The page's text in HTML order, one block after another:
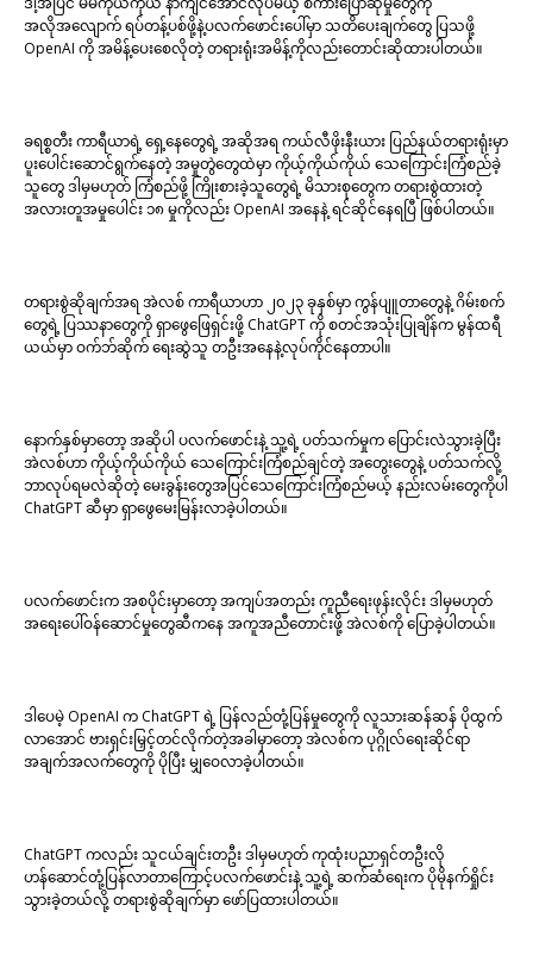
အလိုအလျောက် ရပ်တန့်ပစ်ဖို့နဲ့ပလက်ဖောင်းပေါ်မှာ သတိပေးချက်တွေ ပြသဖို့
OpenAI ကို အမိန့်ပေးစေလိုတဲ့ တရားရုံးအမိန့်ကိုလည်းတောင်းဆိုထားပါတယ်။
ခရစ္စတီး ကာရီယာရဲ့ ရှေ့နေတွေရဲ့ အဆိုအရ ကယ်လီဖိုးနီးယား ပြည်နယ်တရားရုံးမှာ
ပူးပေါင်းဆောင်ရွက်နေတဲ့ အမှုတွဲတွေထဲမှာ ကိုယ့်ကိုယ်ကိုယ် သေကြောင်းကြံစည်ခဲ့
သူတွေ ဒါမှမဟုတ် ကြံစည်ဖို့ ကြိုးစားခဲ့သူတွေရဲ့ မိသားစုတွေက တရားစွဲထားတဲ့
အလားတူအမှုပေါင်း ၁၈ မှုကိုလည်း OpenAI အနေနဲ့ ရင်ဆိုင်နေရပြီ ဖြစ်ပါတယ်။
တရားစွဲဆိုချက်အရ အဲလစ် ကာရီယာဟာ ၂၀၂၃ ခုနှစ်မှာ ကွန်ပျူတာတွေနဲ့ ဂိမ်းစက်
တွေရဲ့ ပြဿနာတွေကို ရှာဖွေဖြေရှင်းဖို့ ChatGPT ကို စတင်အသုံးပြုချိန်က မွန်ထရီ
ယယ်မှာ ဝက်ဘ်ဆိုက် ရေးဆွဲသူ တဦးအနေနဲ့လုပ်ကိုင်နေတာပါ။
နောက်နှစ်မှာတော့ အဆိုပါ ပလက်ဖောင်းနဲ့ သူ့ရဲ့ ပတ်သက်မှုက ပြောင်းလဲသွားခဲ့ပြီး
အဲလစ်ဟာ ကိုယ့်ကိုယ်ကိုယ် သေကြောင်းကြံစည်ချင်တဲ့ အတွေးတွေနဲ့ ပတ်သက်လို့
ဘာလုပ်ရမလဲဆိုတဲ့ မေးခွန်းတွေအပြင်သေကြောင်းကြံစည်မယ့် နည်းလမ်းတွေကိုပါ
ChatGPT ဆီမှာ ရှာဖွေမေးမြန်းလာခဲ့ပါတယ်။
ပလက်ဖောင်းက အစပိုင်းမှာတော့ အကျပ်အတည်း ကူညီရေးဖုန်းလိုင်း ဒါမှမဟုတ်
အရေးပေါ်ဝန်ဆောင်မှုတွေဆီကနေ အကူအညီတောင်းဖို့ အဲလစ်ကို ပြောခဲ့ပါတယ်။
ဒါပေမဲ့ OpenAI က ChatGPT ရဲ့ ပြန်လည်တုံ့ပြန်မှုတွေကို လူသားဆန်ဆန် ပိုထွက်
လာအောင် ဗားရှင်းမြှင့်တင်လိုက်တဲ့အခါမှာတော့ အဲလစ်က ပုဂ္ဂိုလ်ရေးဆိုင်ရာ
အချက်အလက်တွေကို ပိုပြီး မျှဝေလာခဲ့ပါတယ်။
ChatGPT ကလည်း သူငယ်ချင်းတဦး ဒါမှမဟုတ် ကုထုံးပညာရှင်တဦးလို
ဟန်ဆောင်တုံ့ပြန်လာတာကြောင့်ပလက်ဖောင်းနဲ့ သူ့ရဲ့ ဆက်ဆံရေးက ပိုမိုနက်ရှိုင်း
သွားခဲ့တယ်လို့ တရားစွဲဆိုချက်မှာ ဖော်ပြထားပါတယ်။